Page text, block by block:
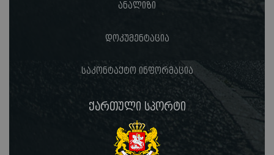
ანალიზი
დოკუმენტაცია
საკონტაქტო ინფორმაცია
ქართული სპორტი